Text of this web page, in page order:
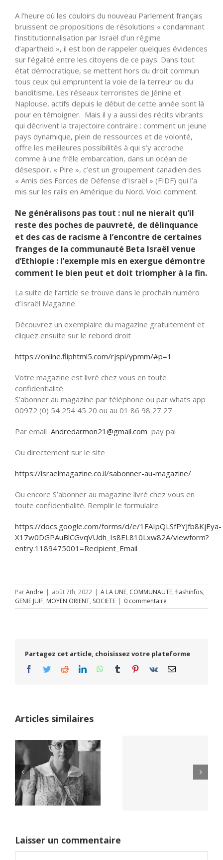
A l’heure où les couloirs du nouveau Parlement français
bruissent de propositions de résolutions « condamnant
l’institutionnalisation par Israël d’un régime
d’apartheid », il est bon de rappeler quelques évidences
sur l’égalité entre les citoyens de ce pays. Dans tout
état démocratique, se mettent hors du droit commun
tous ceux qui empruntent la voie de la terreur ou du
banditisme. Les réseaux terroristes de Jénine et
Naplouse, actifs depuis le début de cette année sont là
pour en témoigner. Mais il y a aussi des récits vibrants
qui décrivent la trajectoire contraire : comment un jeune
pays dynamique, plein de ressources et de volonté,
offre les meilleures possibilités à qui s’y accroche
comme à une frêle embarcation, dans un océan de
désespoir. « Pire », c’est un groupement canadien des
« Amis des Forces de Défense d’Israël » (FIDF) qui l’a
mis sur les rails en Amérique du Nord. Voici comment.
Ne généralisons pas tout : nul ne nierait qu’il
reste des poches de pauvreté, de délinquance
et des cas de racisme à l’encontre de certaines
franges de la communauté Beta Israël venue
d’Ethiopie : l’exemple mis en exergue démontre
comment le bien peut et doit triompher à la fin.
La suite de l’article se trouve dans le prochain numéro
d’Israël Magazine
Découvrez un exemplaire du magazine gratuitement et
cliquez ensuite sur le rebord droit
https://online.fliphtml5.com/rjspi/ypmm/#p=1
Votre magazine est livré chez vous en toute
confidentialité
S’abonner au magazine par téléphone ou par whats app
00972 (0) 54 254 45 20 ou au 01 86 98 27 27
Par email Andredarmon21@gmail.com pay pal
Ou directement sur le site
https://israelmagazine.co.il/sabonner-au-magazine/
Ou encore S’abonner au magazine livré chez vous en
toute confidentialité. Remplir le formulaire
https://docs.google.com/forms/d/e/1FAIpQLSfPYJfb8KjEya-
X17w0DGPAuBlCGvqVUdh_Is8EL810Lxw82A/viewform?
entry.1189475001=Recipient_Email
ParAndre | août 7th, 2022 | A LA UNE, COMMUNAUTE, flashinfos,
GENIE JUIF, MOYEN ORIENT, SOCIETE | 0 commentaire
Partagez cet article, choisissez votre plateforme
Facebook
TwitterRedditLinkedInWhatsApp
Tumblr Pinterest
Vk Email
Articles similaires
Netflix Field of
Dreams (1989)
Yaïr Golan : une
Laisser un commentaire